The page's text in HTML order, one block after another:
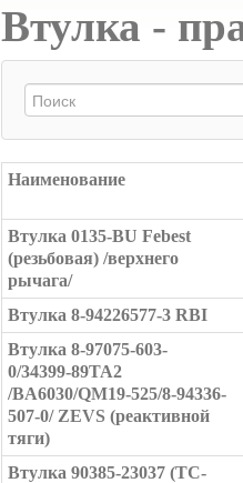
Втулка -
Наименование
Втулка 0135-BU Febest
(резьбовая) /верхнего
рычага/
Втулка 8-94226577-3 RBI
Втулка 8-97075-603-
0/34399-89TA2
/BA6030/QM19-525/8-94336-
507-0/ ZEVS (реактивной
тяги)
Втулка 90385-23037 (TC-